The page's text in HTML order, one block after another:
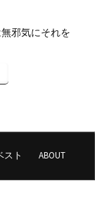
邪気にそれを
スト ABOUT